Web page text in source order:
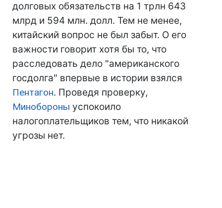
долговых обязательств на 1 трлн 643
млрд и 594 млн. долл. Тем не менее,
китайский вопрос не был забыт. О его
важности говорит хотя бы то, что
расследовать дело "американского
госдолга" впервые в истории взялся
Пентагон. Проведя проверку,
Минобороны успокоило
налогоплательщиков тем, что никакой
угрозы нет.